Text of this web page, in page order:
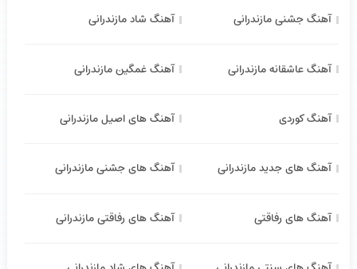
آهنگ جشنی مازندرانی آهنگ شاد مازندرانی
آهنگ عاشقانه مازندرانی آهنگ غمگین مازندرانی
آهنگ کوردی آهنگ های اصیل مازندرانی
آهنگ های جدید مازندرانی آهنگ های جشنی مازندرانی
آهنگ های رفاقتی آهنگ های رفاقتی مازندرانی